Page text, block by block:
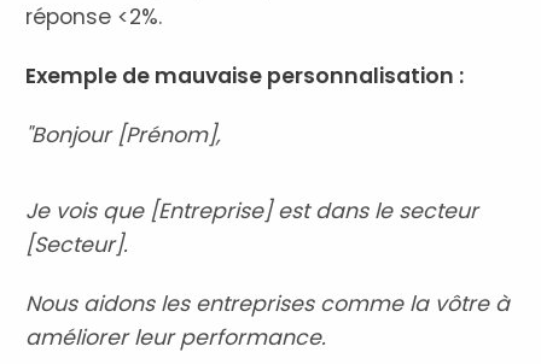
réponse <2%.
Exemple de mauvaise personnalisation :
"Bonjour [Prénom],
Je vois que [Entreprise] est dans le secteur
[Secteur].
Nous aidons les entreprises comme la vôtre à
améliorer leur performance.